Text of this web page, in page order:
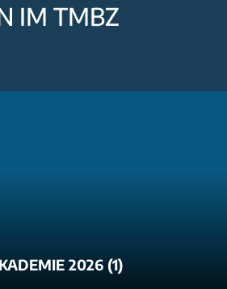
IM TMBZ
2026 (1)